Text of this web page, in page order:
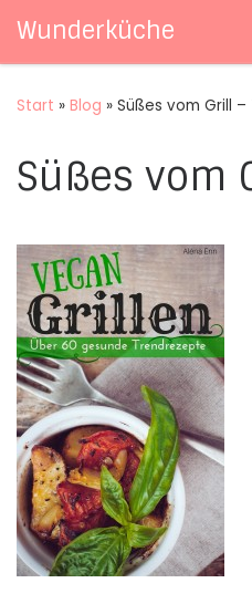
Zum Inhalt springen
Wunderküche
Start » Blog » Süßes vom Grill –
Süßes vom